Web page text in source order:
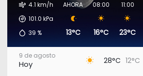
4.1 km/h
101.0 kPa
39 %
AHORA
13°C
08:00
16°C
11:00
23°C
9 de agosto
Hoy 28°C 12°C